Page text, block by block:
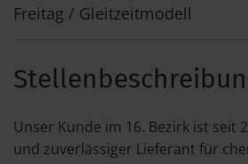
Freitag / Gleitzeitmodell
Unser Kunde im 16. Bezirk ist seit
und zuverlässiger Lieferant für